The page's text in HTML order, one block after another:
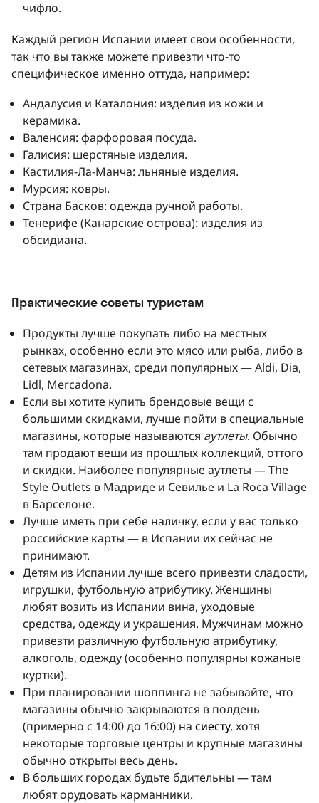
чифло.
Каждый регион Испании имеет свои особенности,
так что вы также можете привезти что-то
специфическое именно оттуда, например:
Андалусия и Каталония: изделия из кожи и
керамика.
Валенсия: фарфоровая посуда.
Галисия: шерстяные изделия.
Кастилия-Ла-Манча: льняные изделия.
Мурсия: ковры.
Страна Басков: одежда ручной работы.
Тенерифе (Канарские острова): изделия из
обсидиана.
Практические советы туристам
Продукты лучше покупать либо на местных
рынках, особенно если это мясо или рыба, либо в
сетевых магазинах, среди популярных — Aldi, Dia,
Lidl, Mercadona.
Если вы хотите купить брендовые вещи с
большими скидками, лучше пойти в специальные
магазины, которые называются аутлеты. Обычно
там продают вещи из прошлых коллекций, оттого
и скидки. Наиболее популярные аутлеты — The
Style Outlets в Мадриде и Севилье и La Roca Village
в Барселоне.
Лучше иметь при себе наличку, если у вас только
российские карты — в Испании их сейчас не
принимают.
Детям из Испании лучше всего привезти сладости,
игрушки, футбольную атрибутику. Женщины
любят возить из Испании вина, уходовые
средства, одежду и украшения. Мужчинам можно
привезти различную футбольную атрибутику,
алкоголь, одежду (особенно популярны кожаные
куртки).
При планировании шоппинга не забывайте, что
магазины обычно закрываются в полдень
(примерно с 14:00 до 16:00) на сиесту, хотя
некоторые торговые центры и крупные магазины
обычно открыты весь день.
В больших городах будьте бдительны — там
любят орудовать карманники.